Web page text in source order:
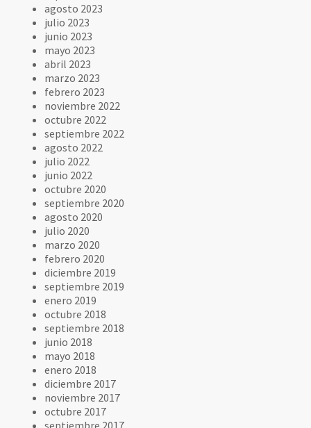
agosto 2023
julio 2023
junio 2023
mayo 2023
abril 2023
marzo 2023
febrero 2023
noviembre 2022
octubre 2022
septiembre 2022
agosto 2022
julio 2022
junio 2022
octubre 2020
septiembre 2020
agosto 2020
julio 2020
marzo 2020
febrero 2020
diciembre 2019
septiembre 2019
enero 2019
octubre 2018
septiembre 2018
junio 2018
mayo 2018
enero 2018
diciembre 2017
noviembre 2017
octubre 2017
septiembre 2017